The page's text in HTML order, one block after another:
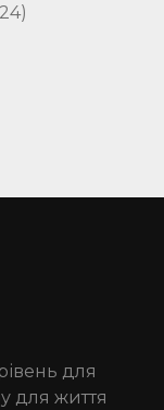
для
для життя